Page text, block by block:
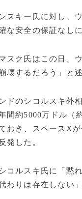
スキー氏に対し、
な安全の保証なし
スク氏はこの日、
壊するだろう」と述
ドのシコルスキ外
間約5000万ドル（
おき、スペースX
発した。
コルスキ氏に「黙
わりは存在しない